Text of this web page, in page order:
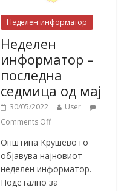
Неделен информатор
Неделен
информатор –
последна
седмица од мај
30/05/2022
User
Comments Off
Општина Крушево го
објавува најновиот
неделен информатор.
Подетално за